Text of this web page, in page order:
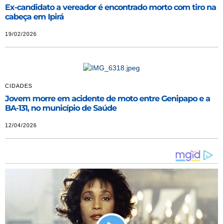
Ex-candidato a vereador é encontrado morto com tiro na
cabeça em Ipirá
19/02/2026
CIDADES
Jovem morre em acidente de moto entre Genipapo e a
BA-131, no município de Saúde
12/04/2026